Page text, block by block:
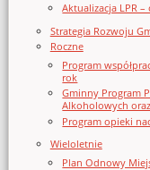
Aktualizacja LPR –
Strategia Rozwoju
Roczne
Program
rok
Gminny Program
Alkoholowych
Program opieki
Wieloletnie
Plan Odnowy